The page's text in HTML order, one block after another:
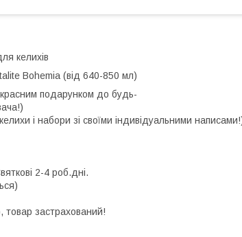
келихів
Bohemia (від 640-850 мл)
подарунком до будь-
і набори зі своїми індивідуальними
2-4 роб.дні.
товар застрахований!